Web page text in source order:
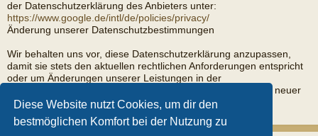
Diese Website nutzt Cookies, um dir den
bestmöglichen Komfort bei der Nutzung zu
der Datenschutzerklärung des Anbieters unter:
https://www.google.de/intl/de/policies/privacy/
Änderung unserer Datenschutzbestimmungen
Wir behalten uns vor, diese Datenschutzerklärung anzupassen,
damit sie stets den aktuellen rechtlichen Anforderungen entspricht
oder um Änderungen unserer Leistungen in der
Datenschutzerklärung umzusetzen, z.B. bei der Einführung neuer
Services. Für Ihren erneuten Besuch gilt dann die neue
Datenschutzerklärung.